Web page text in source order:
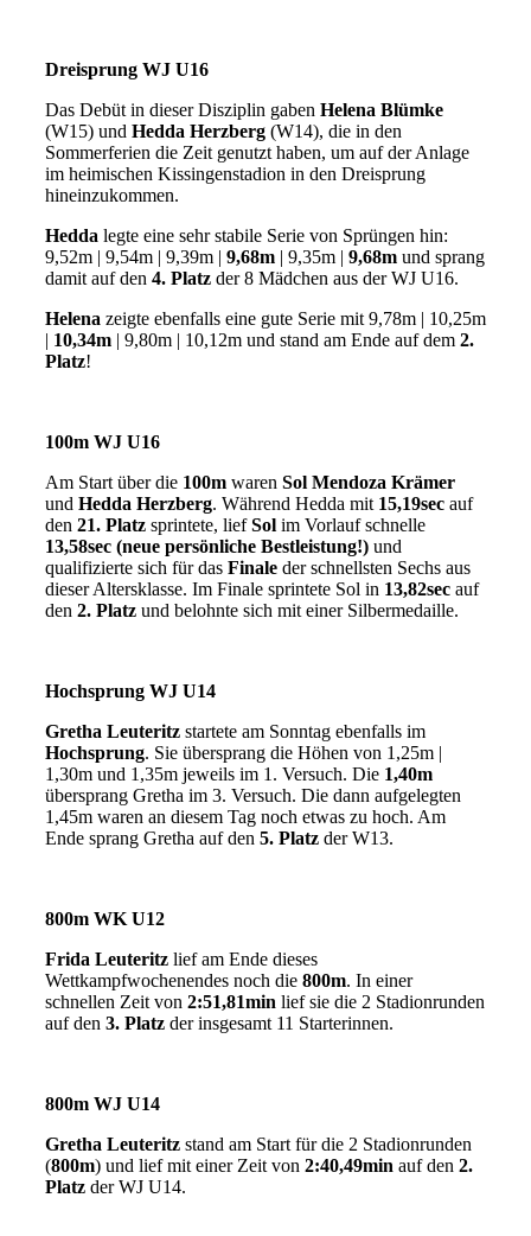
Dreisprung WJ U16
Das Debüt in dieser Disziplin gaben Helena Blümke
(W15) und Hedda Herzberg(W14), die in den
Sommerferien die Zeit genutzt haben, um auf der Anlage
im heimischen Kissingenstadion in den Dreisprung
hineinzukommen.
Hedda legte eine sehr stabile Serie von Sprüngen hin:
9,52m | 9,54m | 9,39m | 9,68m| 9,35m | 9,68m und sprang
damit auf den 4. Platzder 8 Mädchen aus der WJ U16.
Helena zeigte ebenfalls eine gute Serie mit 9,78m | 10,25m
| 10,34m| 9,80m | 10,12m und stand am Ende auf dem 2.
Platz!
100m WJ U16
Am Start über die 100mwaren Sol Mendoza Krämer
und Hedda Herzberg. Während Hedda mit 15,19secauf
den 21. Platzsprintete, liefSol im Vorlauf schnelle
13,58sec (neue persönliche Bestleistung!)und
qualifizierte sich für das Finaleder schnellsten Sechs aus
dieser Altersklasse. Im Finale sprintete Sol in 13,82secauf
den 2. Platzund belohnte sich mit einer Silbermedaille.
Hochsprung WJ U14
Gretha Leuteritzstartete am Sonntag ebenfalls im
Hochsprung. Sie übersprang die Höhen von 1,25m |
1,30m und 1,35m jeweils im 1. Versuch. Die 1,40m
übersprang Gretha im 3. Versuch. Die dann aufgelegten
1,45m waren an diesem Tag noch etwas zu hoch. Am
Ende sprang Gretha auf den 5. Platzder W13.
800m WK U12
Frida Leuteritzlief am Ende dieses
Wettkampfwochenendes noch die 800m. In einer
schnellen Zeit von 2:51,81min lief sie die 2 Stadionrunden
auf den 3. Platzder insgesamt 11 Starterinnen.
800m WJ U14
Gretha Leuteritzstand am Start für die 2 Stadionrunden
(800m) und lief mit einer Zeit von 2:40,49min auf den 2.
Platzder WJ U14.